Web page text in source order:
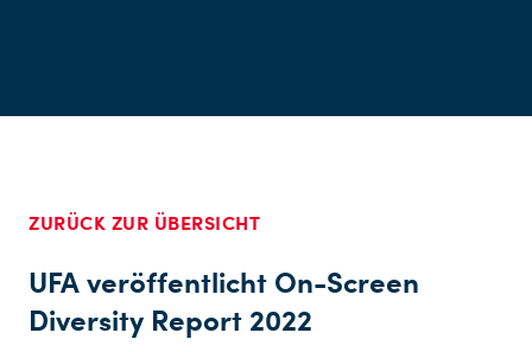
ZURÜCK ZUR ÜBERSICHT
UFA veröffentlicht On-Screen
Diversity Report 2022